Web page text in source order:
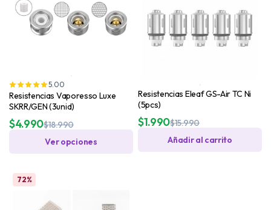
5.00
Resistencias Vaporesso Luxe
SKRR/GEN (3unid)
$18.990
$4.990
Ver opciones
Resistencias Eleaf GS-Air TC Ni
(5pcs)
$15.990
$1.990
Añadir al carrito
72%